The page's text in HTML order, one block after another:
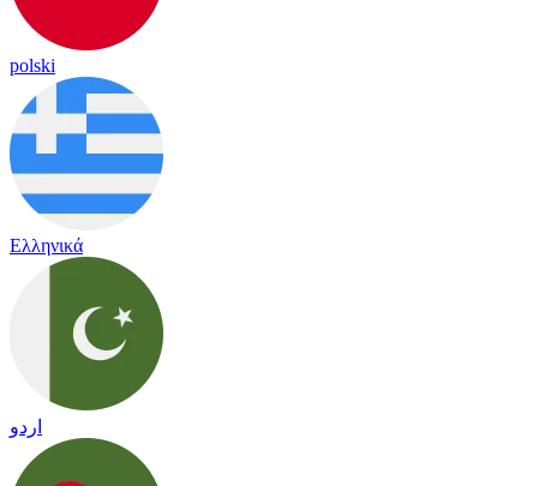
polski
Ελληνικά
اردو